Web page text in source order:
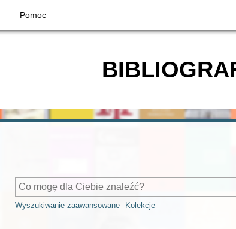
Pomoc
Wyszukiwanie zaawansowane Kolekcje